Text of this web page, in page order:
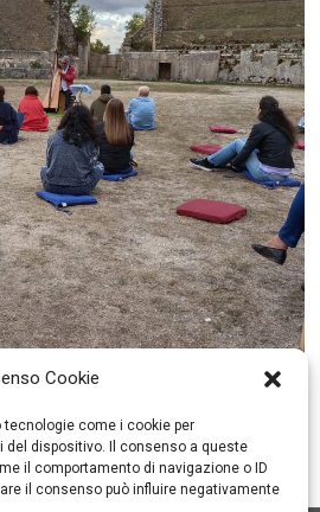
Cookie
come i cookie per
dispositivo. Il consenso a queste
il comportamento di navigazione o ID
il consenso può influire negativamente
con il maestro Lincoln Almada